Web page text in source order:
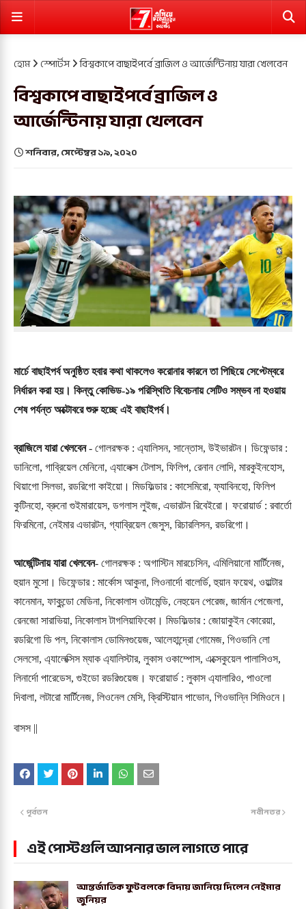
হোম স্পোর্টস বিশ্বকাপে বাছাইপর্বে ব্রাজিল ও আর্জেন্টিনায় যারা খেলবেন
বিশ্বকাপে বাছাইপর্বে ব্রাজিল ও
আর্জেন্টিনায় যারা খেলবেন
শনিবার, সেপ্টেম্বর ১৯, ২০২০
মার্চেবাছাইপর্ব অনুষ্ঠিত হবার কথা থাকলেও করোনার কারনে তা পিছিয়ে সেপ্টেম্বরে
নির্ধারন করা হয়। কিন্তু কোভিড-১৯ পরিস্থিতি বিবেচনায় সেটিও সম্ভব না হওয়ায়
শেষ পর্যন্ত অক্টোবরে শুরু হচ্ছে এই বাছাইপর্ব।
ব্রাজিলে যারা খেলবেন- গোলরক্ষক : এ্যালিসন, সান্তোস, উইভারটন। ডিফেন্ডার :
ডানিলো, গাব্রিয়েল মেনিনো, এ্যালেক্স টেলাস, ফিলিপ, রেনান লোদি, মারকুইনহোস,
থিয়াগো সিলভা, রডরিগো কাইয়ো। মিডফিল্ডার : কাসেমিরো, ফ্যাবিনহো, ফিলিপ
কুটিনহো, ব্রুনো গুইমারায়েস, ডগলাস লুইজ, এভারটন রিবেইরো। ফরোয়ার্ড : রবার্তো
ফিরমিনো, নেইমার এভারটন, গ্যাব্রিয়েল জেসুস, রিচারলিসন, রডরিগো।
আর্জেন্টিনায় যারা খেলবেন- গোলরক্ষক : অগাস্টিন মারচেসিন, এমিলিয়ানো মার্টিনেজ,
হুয়ান মুসো। ডিফেন্ডার : মার্কোস আকুনা, লিওনার্দো বালের্ডি, হুয়ান ফয়েথ, ওয়াল্টার
কানেমান, ফাকুন্ডো মেডিনা, নিকোলাস ওটামেন্ডি, নেহুয়েন পেরেজ, জার্মান পেজেলা,
রেনজো সারাভিয়া, নিকোলাস টাগলিয়াফিকো। মিডফিল্ডার : জোয়াকুইন কোরেয়া,
রডরিগো ডি পল, নিকোলাস ডোমিনগুয়েজ, আলেহান্দ্রো গোমেজ, গিওভানি লো
সেলসো, এ্যালেক্সিস ম্যাক এ্যালিস্টার, লুকাস ওকাম্পোস, এক্সেকুয়েল পালাসিওস,
লিনার্দো পারেডেস, গুইডো রডরিগুয়েজ। ফরোয়ার্ড : লুকাস এ্যালারিও, পাওলো
দিবালা, লটারো মার্টিনেজ, লিওনেল মেসি, ক্রিস্টিয়ান পাভোন, গিওভান্নি সিমিওনে।
বাসস ||
নবীনতর
পূর্বতন
এই পোস্টগুলি আপনার ভাল লাগতে পারে
আন্তর্জাতিক ফুটবলকে বিদায় জানিয়ে দিলেন নেইমার
জুনিয়র